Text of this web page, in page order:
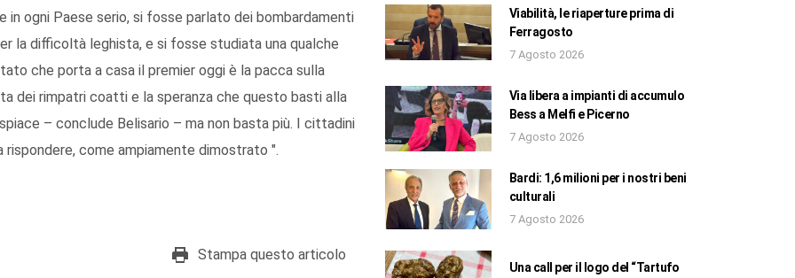
in ogni Paese serio, si fosse parlato dei bombardamenti
la difficoltà leghista, e si fosse studiata una qualche
che porta a casa il premier oggi è la pacca sulla
dei rimpatri coatti e la speranza che questo basti alla
– conclude Belisario – ma non basta più. I cittadini
come ampiamente dimostrato ".
Stampa questo articolo
Viabilità, le riaperture prima di
Ferragosto
7 Agosto 2026
Via libera a impianti di accumulo
Bess a Melfi e Picerno
7 Agosto 2026
Bardi: 1,6 milioni per i nostri beni
culturali
7 Agosto 2026
Una call per il logo del “Tartufo